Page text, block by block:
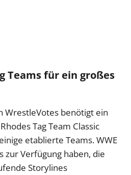
Teams für ein großes
WrestleVotes benötigt ein
Tag Team Classic
etablierte Teams. WWE
zur Verfügung haben, die
Storylines